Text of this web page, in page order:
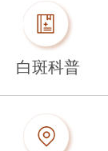
白斑科普